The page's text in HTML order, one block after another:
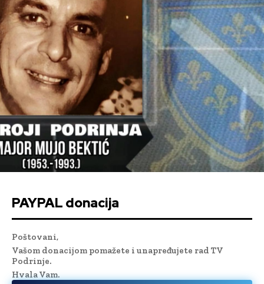
PAYPAL donacija
Poštovani,
Vašom donacijom pomažete i unapređujete rad TV
Podrinje.
Hvala Vam.